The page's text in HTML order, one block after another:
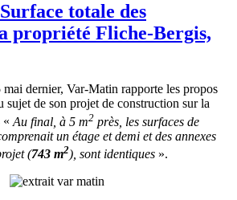
totale des
propriété Fliche-Bergis,
dernier, Var-Matin rapporte les propos
de son projet de construction sur la
« Au final, à 5 m2 près, les surfaces de
un étage et demi et des annexes
(743 m2), sont identiques ».